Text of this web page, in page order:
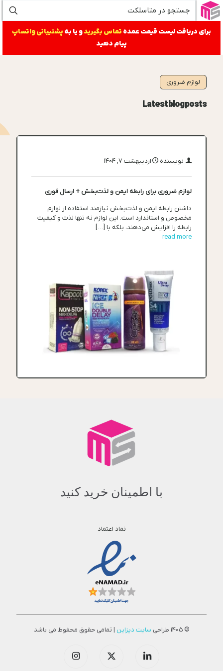
برای دریافت لیست قیمت عمده تماس بگیریدو یا به پشتیبانی واتساپ
پیام دهید
لوازم ضروری
Latest blog posts
نویسنده اردیبهشت 7, 1404
لوازم ضروری برای رابطه ایمن و لذت‌بخش + ارسال فوری
داشتن رابطه ایمن و لذت‌بخش نیازمند استفاده از لوازم
مخصوص و استاندارد است. این لوازم نه تنها لذت و کیفیت
رابطه را افزایش می‌دهند، بلکه با […]
read more
با اطمینان خرید کنید
نماد اعتماد
© 1405 طراحی سایت دیزاین | تمامی حقوق محفوظ می باشد